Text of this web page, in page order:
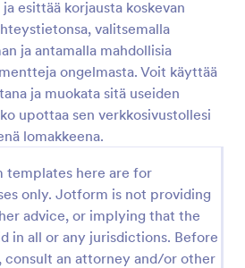
esittää korjausta koskevan
valitsemalla
ja antamalla mahdollisia
ongelmasta. Voit käyttää
ja muokata sitä useiden
upottaa sen verkkosivustollesi
lomakkeena.
templates here are for
only. Jotform is not providing
advice, or implying that the
in all or any jurisdictions. Before
consult an attorney and/or other
Esikatselu